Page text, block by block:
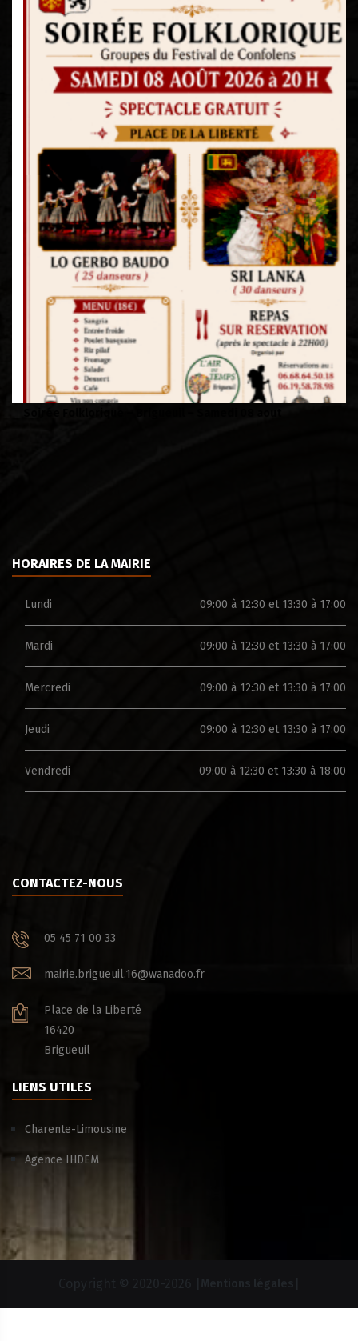
HORAIRES DE LA MAIRIE
Lundi 09:00 à 12:30 et 13:30 à 17:00
Mardi 09:00 à 12:30 et 13:30 à 17:00
Mercredi 09:00 à 12:30 et 13:30 à 17:00
Jeudi 09:00 à 12:30 et 13:30 à 17:00
Vendredi 09:00 à 12:30 et 13:30 à 18:00
CONTACTEZ-NOUS
05 45 71 00 33
mairie.brigueuil.16@wanadoo.fr
Place de la Liberté
16420
Brigueuil
LIENS UTILES
Charente-Limousine
Agence IHDEM